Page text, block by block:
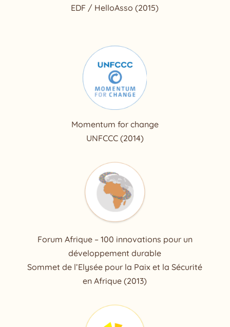
EDF / HelloAsso (2015)
Momentum for change
UNFCCC (2014)
Forum Afrique – 100 innovations pour un
développement durable
Sommet de l’Elysée pour la Paix et la Sécurité
en Afrique (2013)